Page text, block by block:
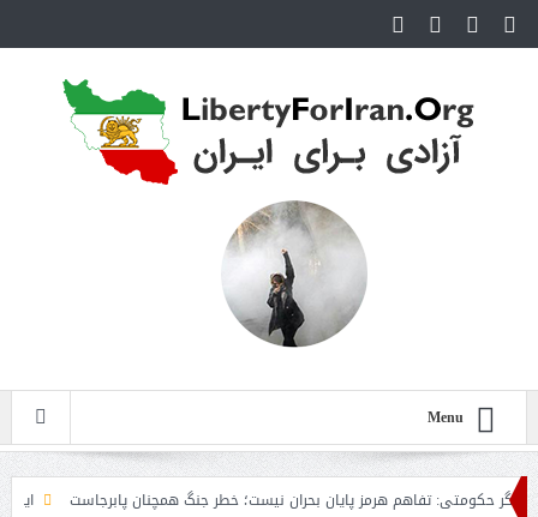
Menu
تفاهم هرمز پایان بحران نیست؛ خطر جنگ همچنان پابرجاست ایران؛